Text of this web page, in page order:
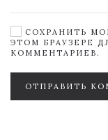
СОХРАНИТЬ
ЭТОМ БРАУЗЕРЕ
КОММЕНТАРИЕВ.
ОТПРАВИТЬ